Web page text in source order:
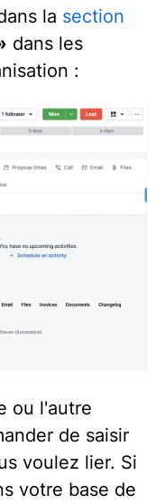
la section
dans les
:
ou l'autre
de saisir
voulez lier. Si
votre base de